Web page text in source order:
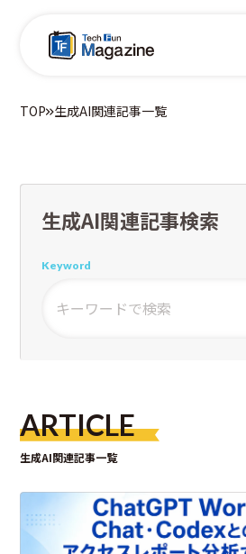
TOP 生成AI関連記事一覧
生成AI関連記事検索
Keyword
ARTICLE
生成AI関連記事一覧